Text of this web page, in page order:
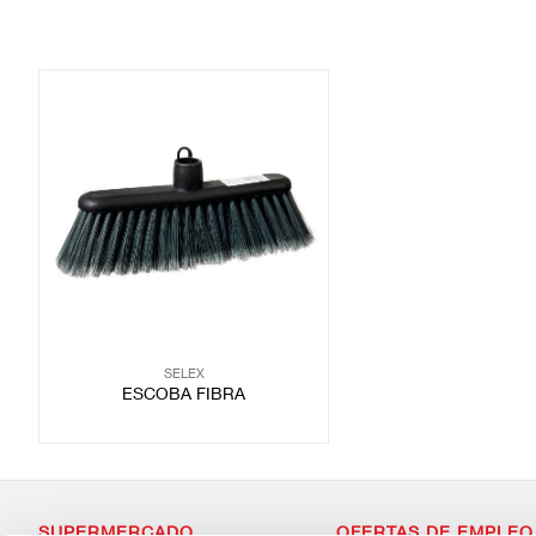
SELEX
ESCOBA FIBRA